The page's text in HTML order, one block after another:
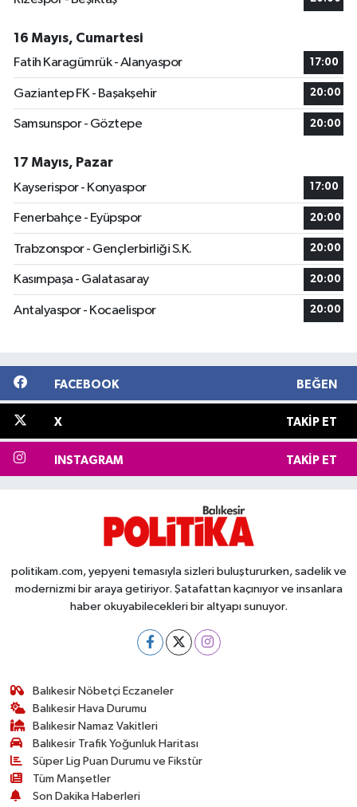
16 Mayıs, Cumartesi
Fatih Karagümrük - Alanyaspor
17:00
Gaziantep FK - Başakşehir 20:00
Samsunspor - Göztepe 20:00
17 Mayıs, Pazar
Kayserispor - Konyaspor
17:00
Fenerbahçe - Eyüpspor 20:00
Trabzonspor - Gençlerbirliği S.K. 20:00
Kasımpaşa - Galatasaray 20:00
Antalyaspor - Kocaelispor 20:00
FACEBOOK BEĞEN
X TAKIP ET
INSTAGRAM TAKIP ET
politikam.com, yepyeni temasıyla sizleri buluştururken, sadelik ve
modernizmi bir araya getiriyor. Şatafattan kaçınıyor ve insanlara
haber okuyabilecekleri bir altyapı sunuyor.
Balıkesir Nöbetçi Eczaneler
Balıkesir Hava Durumu
Balıkesir Namaz Vakitleri
Balıkesir Trafik Yoğunluk Haritası
Süper Lig Puan Durumu ve Fikstür
Tüm Manşetler
Son Dakika Haberleri